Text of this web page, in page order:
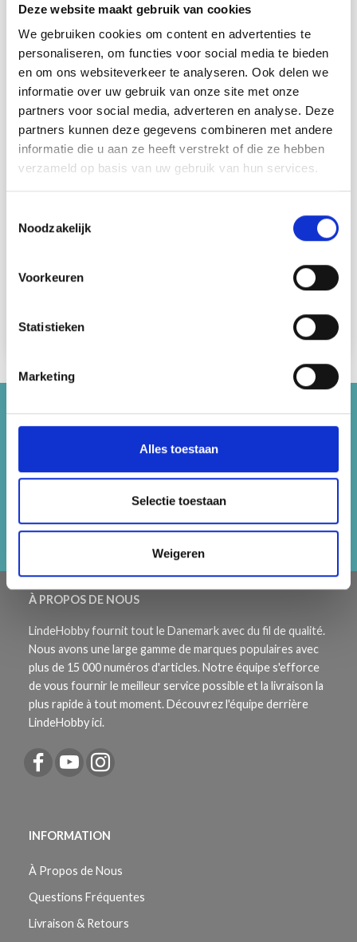
Deze website maakt gebruik van cookies
We gebruiken cookies om content en advertenties te
personaliseren, om functies voor social media te bieden
en om ons websiteverkeer te analyseren. Ook delen we
informatie over uw gebruik van onze site met onze
partners voor social media, adverteren en analyse. Deze
partners kunnen deze gegevens combineren met andere
informatie die u aan ze heeft verstrekt of die ze hebben
verzameld op basis van uw gebruik van hun services.
Noodzakelijk
Voorkeuren
Statistieken
Marketing
Alles toestaan
Selectie toestaan
Weigeren
Aiguilles doubles pointes : 2,5 mm
Échantillon : 30 m point de riz/10 cm
Bon à savoir
Taille et tension de l'aiguille
Les tricoteuses tricotent très différemment : certaines
tricotent avec une taille d'aiguille
2,0 mm et obtenir la même taille de qualité de conception
personne qui tricote avec une aiguille de 4,0 mm. Nous
connaissances à l'équipe de tricoteuses qui nous
La clé pour tricoter une taille spécifique dépend beaucoup
du tricot
Par conséquent, nous recommanderons une gamme de
tailles d'aiguilles.
Économisez jusqu'à 50%
Recevez notre newsletter gratuite et
bénéficiez d'inspiration, d'offres et de
réductions !
S'abonner
À PROPOS DE NOUS
LindeHobby fournit tout le Danemark avec du fil de qualité.
Nous avons une large gamme de marques populaires avec
plus de 15 000 numéros d'articles. Notre équipe s'efforce
de vous fournir le meilleur service possible et la livraison la
plus rapide à tout moment. Découvrez l'équipe derrière
LindeHobby ici.
INFORMATION
À Propos de Nous
Questions Fréquentes
Livraison & Retours